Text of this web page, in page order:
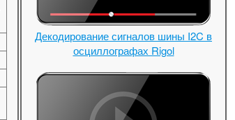
Декодирование сигналов шины I2C в
осциллографах Rigol